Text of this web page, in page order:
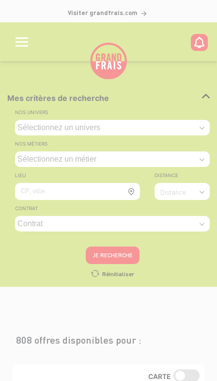
Visiter grandfrais.com
Mes critères de recherche
NOS UNIVERS
NOS MÉTIERS
LIEU
CP, ville...
DISTANCE
Distance
CONTRAT
JE RECHERCHE
Réinitialiser
808 offres disponibles pour :
CARTE